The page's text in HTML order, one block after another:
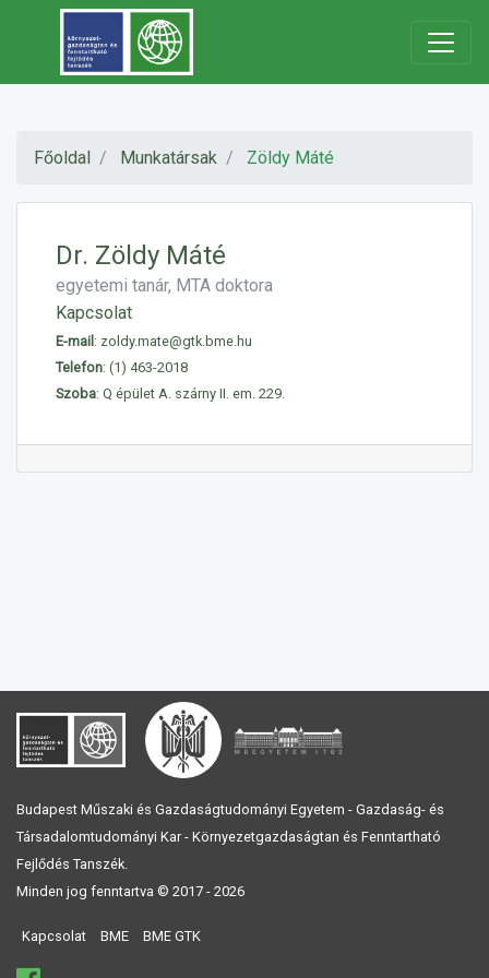
Főoldal Munkatársak Zöldy Máté
Dr. Zöldy Máté
egyetemi tanár, MTA doktora
Kapcsolat
E-mail : zoldy.mate@gtk.bme.hu
Telefon: (1) 463-2018
Szoba: Q épület A. szárny II. em. 229.
Budapest Műszaki és Gazdaságtudományi Egyetem - Gazdaság- és
Társadalomtudományi Kar - Környezetgazdaságtan és Fenntartható
Fejlődés Tanszék.
Minden jog fenntartva © 2017 - 2026
Kapcsolat BME BME GTK